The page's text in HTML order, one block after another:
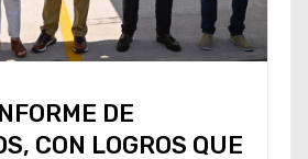
DE
CON LOGROS QUE